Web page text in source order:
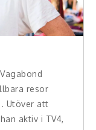
resor
Utöver att
aktiv i TV4,